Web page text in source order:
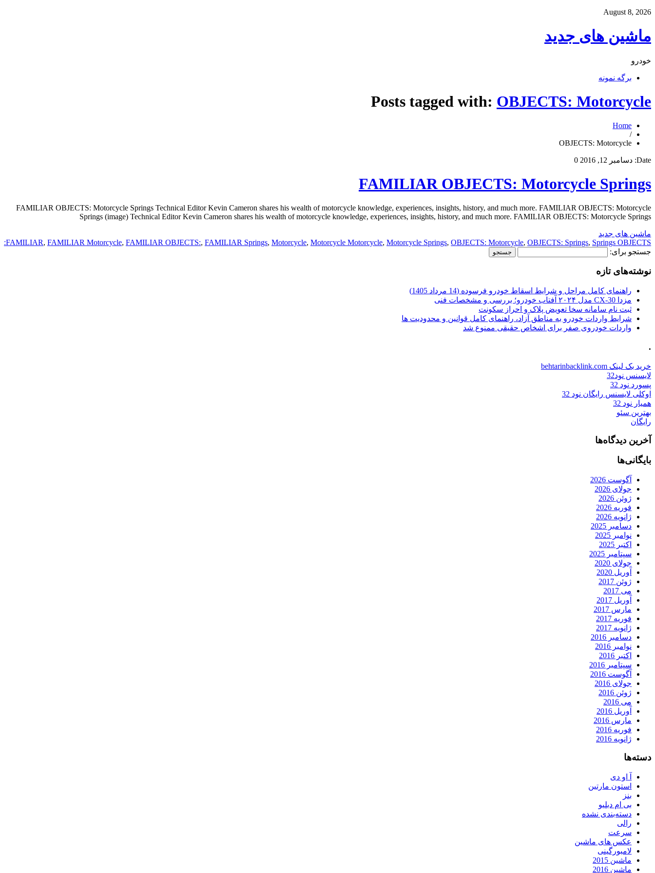
August 8, 2026
ماشین های جدید
خودرو
برگه نمونه
Posts tagged with: OBJECTS: Motorcycle
Home
/
OBJECTS: Motorcycle
Date: دسامبر 12, 2016 0
FAMILIAR OBJECTS: Motorcycle Springs
FAMILIAR OBJECTS: Motorcycle Springs Technical Editor Kevin Cameron shares his wealth of motorcycle knowledge, experiences, insights, history, and much more. FAMILIAR OBJECTS: Motorcycle
Springs (image) Technical Editor Kevin Cameron shares his wealth of motorcycle knowledge, experiences, insights, history, and much more. FAMILIAR OBJECTS: Motorcycle Springs
ماشین های جدید
FAMILIAR, FAMILIAR Motorcycle, FAMILIAR OBJECTS:, FAMILIAR Springs, Motorcycle, Motorcycle Motorcycle, Motorcycle Springs, OBJECTS: Motorcycle, OBJECTS: Springs, Springs OBJECTS:
جستجو برای:
نوشته‌های تازه
راهنمای کامل مراحل و شرایط اسقاط خودرو فرسوده (14 مرداد 1405)
مزدا CX-30 مدل ۲۰۲۴ آفتاب خودرو؛ بررسی و مشخصات فنی
ثبت نام سامانه سخا تعویض پلاک و احراز سکونت
شرایط واردات خودرو به مناطق آزاد، راهنمای کامل قوانین و محدودیت ها
واردات خودروی صفر برای اشخاص حقیقی ممنوع شد
.
خرید بک لینک behtarinbacklink.com
لایسنس نود32
پسورد نود 32
اوکلی لایسنس رایگان نود 32
همیار نود 32
بهترین سئو
رایگان
آخرین دیدگاه‌ها
بایگانی‌ها
آگوست 2026
جولای 2026
ژوئن 2026
فوریه 2026
ژانویه 2026
دسامبر 2025
نوامبر 2025
اکتبر 2025
سپتامبر 2025
جولای 2020
آوریل 2020
ژوئن 2017
می 2017
آوریل 2017
مارس 2017
فوریه 2017
ژانویه 2017
دسامبر 2016
نوامبر 2016
اکتبر 2016
سپتامبر 2016
آگوست 2016
جولای 2016
ژوئن 2016
می 2016
آوریل 2016
مارس 2016
فوریه 2016
ژانویه 2016
دسته‌ها
آ او دی
استون مارتین
بنز
بی ام دبلیو
دسته‌بندی نشده
رالی
سرعت
عکس های ماشین
لامبورگینی
ماشین 2015
ماشین 2016